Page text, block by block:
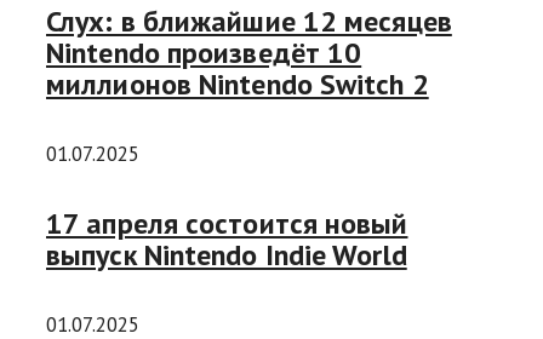
Слух: в ближайшие 12 месяцев
Nintendo произведёт 10
миллионов Nintendo Switch 2
01.07.2025
17 апреля состоится новый
выпуск Nintendo Indie World
01.07.2025